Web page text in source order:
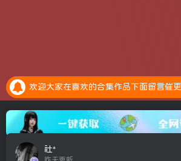
欢迎大家在喜欢的合集作品下面留言催更
社*